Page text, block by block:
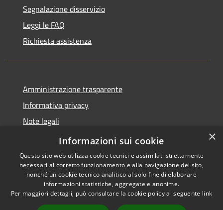
Segnalazione disservizio
Leggi le FAQ
Richiesta assistenza
Amministrazione trasparente
Informativa privacy
Note legali
Dichiarazione di accessibilità
Accessibilità
Copyright © 2026 • Comune di
Cervia • Powered by
×
Informazioni sui cookie
Questo sito web utilizza cookie tecnici e assimilati strettamente
necessari al corretto funzionamento e alla navigazione del sito,
nonché un cookie tecnico analitico al solo fine di elaborare
informazioni statistiche, aggregate e anonime.
Per maggiori dettagli, può consultare la cookie policy al seguente link